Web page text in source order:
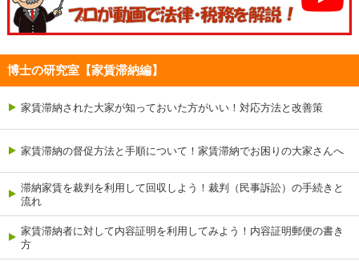
博士の研究室【家賃滞納編】
家賃滞納された大家が知っておいた方がいい！対応方法と改善策
家賃滞納の督促方法と手順について！家賃滞納でお困りの大家さんへ
滞納家賃を裁判を利用して回収しよう！裁判（民事訴訟）の手続きと
流れ
家賃滞納者に対して内容証明を利用してみよう！内容証明郵便の書き
方